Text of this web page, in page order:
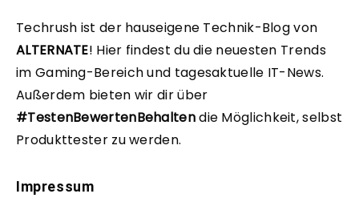
Techrush ist der hauseigene Technik-Blog von
ALTERNATE! Hier findest du die neuesten Trends
im Gaming-Bereich und tagesaktuelle IT-News.
Außerdem bieten wir dir über
#TestenBewertenBehaltendie Möglichkeit, selbst
Produkttester zu werden.
Impressum